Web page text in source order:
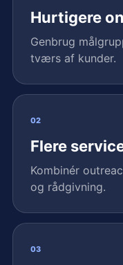
Hurtigere
Genbrug
tværs af kunder.
02
Flere
Kombinér
og rådgivning.
03